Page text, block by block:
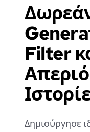
Filter
Δημιούργησε